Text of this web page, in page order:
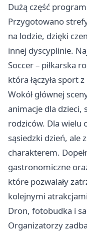
Dużą część
Przygotowano
na lodzie, dzięki
innej dyscyplinie.
Soccer – piłkarska
która łączyła sport
Wokół głównej
animacje dla dzieci,
rodziców. Dla wielu
sąsiedzki dzień, ale
charakterem.
gastronomiczne
które pozwalały
kolejnymi
Dron, fotobudka i
Organizatorzy